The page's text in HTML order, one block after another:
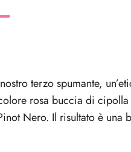
terzo spumante,
rosa buccia di
Nero. Il risultato è una